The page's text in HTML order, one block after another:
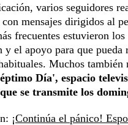
varios seguidores
mensajes dirigidos al
frecuentes estuvieron los
y el apoyo para que pueda
Muchos también
Día', espacio
se transmite los
¡Continúa el pánico!